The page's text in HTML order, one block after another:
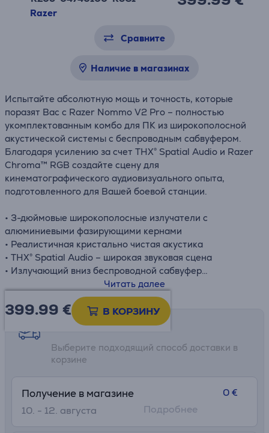
Razer
Сравните
Наличие в магазинах
Испытайте абсолютную мощь и точность, которые
поразят Вас с Razer Nommo V2 Pro – полностью
укомплектованным комбо для ПК из широкополосной
акустической системы с беспроводным сабвуфером.
Благодаря усилению за счет THX® Spatial Audio и Razer
Chroma™ RGB создайте сцену для
кинематографического аудиовизуального опыта,
подготовленного для Вашей боевой станции.
• 3-дюймовые широкополосные излучатели с
алюминиевыми фазирующими кернами
• Реалистичная кристально чистая акустика
• THX® Spatial Audio – широкая звуковая сцена
• Излучающий вниз беспроводной сабвуфер
• Задняя проекция подсветки Razer Chroma™ RGB
• Исключительная точность звучания
Читать далее
399.99 € В КОРЗИНУ
Возможности доставки
Выберите подходящий способ доставки в
корзине
Получение в магазине
10. - 12. августа
0 €
Подробнее